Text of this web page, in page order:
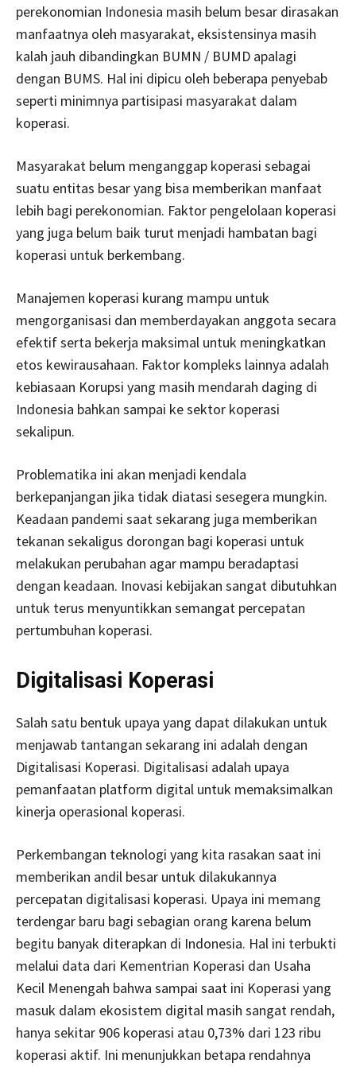
perekonomian Indonesia masih belum besar dirasakan
manfaatnya oleh masyarakat, eksistensinya masih
kalah jauh dibandingkan BUMN / BUMD apalagi
dengan BUMS. Hal ini dipicu oleh beberapa penyebab
seperti minimnya partisipasi masyarakat dalam
koperasi.
Masyarakat belum menganggap koperasi sebagai
suatu entitas besar yang bisa memberikan manfaat
lebih bagi perekonomian. Faktor pengelolaan koperasi
yang juga belum baik turut menjadi hambatan bagi
koperasi untuk berkembang.
Manajemen koperasi kurang mampu untuk
mengorganisasi dan memberdayakan anggota secara
efektif serta bekerja maksimal untuk meningkatkan
etos kewirausahaan. Faktor kompleks lainnya adalah
kebiasaan Korupsi yang masih mendarah daging di
Indonesia bahkan sampai ke sektor koperasi
sekalipun.
Problematika ini akan menjadi kendala
berkepanjangan jika tidak diatasi sesegera mungkin.
Keadaan pandemi saat sekarang juga memberikan
tekanan sekaligus dorongan bagi koperasi untuk
melakukan perubahan agar mampu beradaptasi
dengan keadaan. Inovasi kebijakan sangat dibutuhkan
untuk terus menyuntikkan semangat percepatan
pertumbuhan koperasi.
Digitalisasi Koperasi
Salah satu bentuk upaya yang dapat dilakukan untuk
menjawab tantangan sekarang ini adalah dengan
Digitalisasi Koperasi. Digitalisasi adalah upaya
pemanfaatan platform digital untuk memaksimalkan
kinerja operasional koperasi.
Perkembangan teknologi yang kita rasakan saat ini
memberikan andil besar untuk dilakukannya
percepatan digitalisasi koperasi. Upaya ini memang
terdengar baru bagi sebagian orang karena belum
begitu banyak diterapkan di Indonesia. Hal ini terbukti
melalui data dari Kementrian Koperasi dan Usaha
Kecil Menengah bahwa sampai saat ini Koperasi yang
masuk dalam ekosistem digital masih sangat rendah,
hanya sekitar 906 koperasi atau 0,73% dari 123 ribu
koperasi aktif. Ini menunjukkan betapa rendahnya